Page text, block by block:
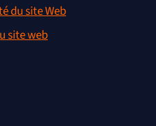
du site Web
site web